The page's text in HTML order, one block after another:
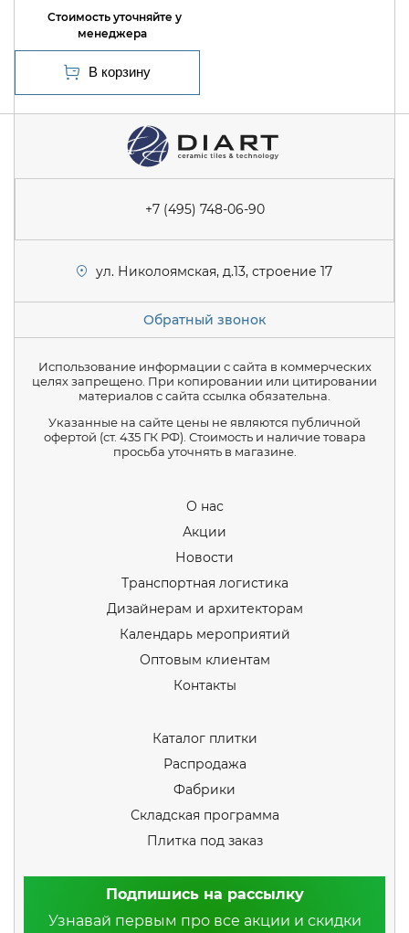
+7 (495) 748-06-90
ул. Николоямская, д.13, строение 17
Обратный звонок
Использование информации с сайта в коммерческих
целях запрещено. При копировании или цитировании
материалов с сайта ссылка обязательна.
Указанные на сайте цены не являются публичной
офертой (ст. 435 ГК РФ). Стоимость и наличие товара
просьба уточнять в магазине.
О нас
Акции
Новости
Транспортная логистика
Дизайнерам и архитекторам
Календарь мероприятий
Оптовым клиентам
Контакты
Каталог плитки
Распродажа
Фабрики
Складская программа
Плитка под заказ
Подпишись на рассылку
Узнавай первым про все акции и скидки